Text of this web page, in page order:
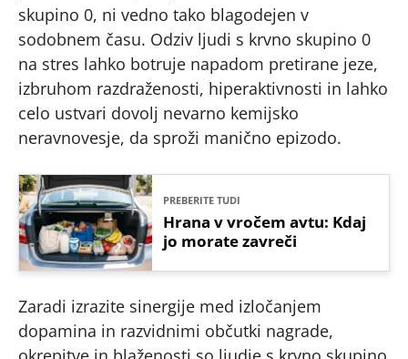
skupino 0, ni vedno tako blagodejen v
sodobnem času. Odziv ljudi s krvno skupino 0
na stres lahko botruje napadom pretirane jeze,
izbruhom razdraženosti, hiperaktivnosti in lahko
celo ustvari dovolj nevarno kemijsko
neravnovesje, da sproži manično epizodo.
PREBERITE TUDI
Hrana v vročem avtu: Kdaj
jo morate zavreči
Zaradi izrazite sinergije med izločanjem
dopamina in razvidnimi občutki nagrade,